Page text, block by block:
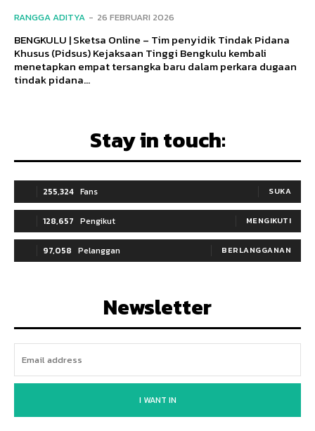
RANGGA ADITYA - 26 FEBRUARI 2026
BENGKULU | Sketsa Online – Tim penyidik Tindak Pidana
Khusus (Pidsus) Kejaksaan Tinggi Bengkulu kembali
menetapkan empat tersangka baru dalam perkara dugaan
tindak pidana...
Stay in touch:
255,324 Fans SUKA
128,657 Pengikut MENGIKUTI
97,058 Pelanggan BERLANGGANAN
Newsletter
I WANT IN